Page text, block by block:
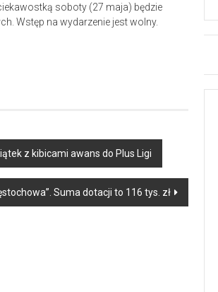
soboty (27 maja) będzie
Wstęp na wydarzenie jest wolny.
z kibicami awans do Plus Ligi
Suma dotacji to 116 tys. zł